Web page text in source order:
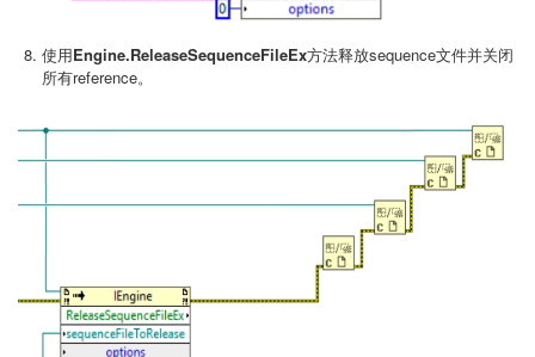
使用Engine.ReleaseSequenceFileEx方法释放sequence文件并关闭
所有reference。